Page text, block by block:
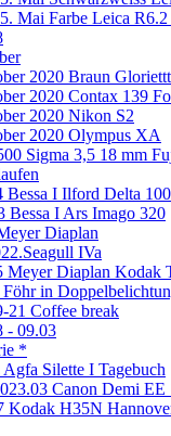
Mai Farbe Leica
2020 Braun
2020 Contax 139
2020 Nikon S2
2020 Olympus XA
Sigma 3,5 18 mm
Bessa I Ilford Delta 100
Bessa I Ars Imago 320
Diaplan
IVa
Meyer Diaplan Kodak
in
21 Coffee break
- 09.03
*
Silette I Tagebuch
Canon Demi
Kodak H35N